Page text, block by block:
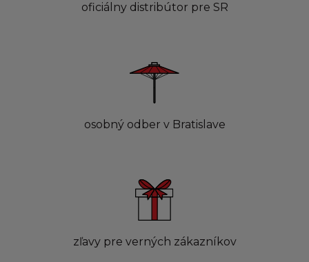
oficiálny distribútor pre SR
osobný odber v Bratislave
zľavy pre verných zákazníkov